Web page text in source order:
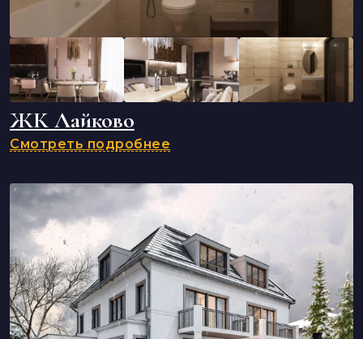
ЖК Лайково
Смотреть подробнее